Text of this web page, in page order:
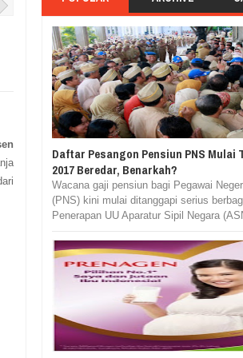
Daftar Pesangon Pensiun PNS Mulai
2017 Beredar, Benarkah?
Wacana gaji pensiun bagi Pegawai
(PNS) kini mulai ditanggapi serius
Penerapan UU Aparatur Sipil Negara